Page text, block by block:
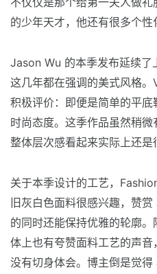
的少年天才，他还有很多个性
Jason Wu 的本季发布延续了
这几年都在强调的美式风格
积极评价：即便是简单的平
时尚态度。这季作品虽然稍
整体层次感看起来实际上还是
关于本季设计的工艺，
旧灰白色面料很感兴趣，赞
的同时还能保持优雅的轮廓
体上也有夸赞面料工艺的声
没有切身体会。博主倒是觉